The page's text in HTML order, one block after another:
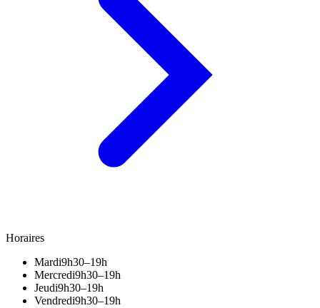
Horaires
Mardi9h30–19h
Mercredi9h30–19h
Jeudi9h30–19h
Vendredi9h30–19h